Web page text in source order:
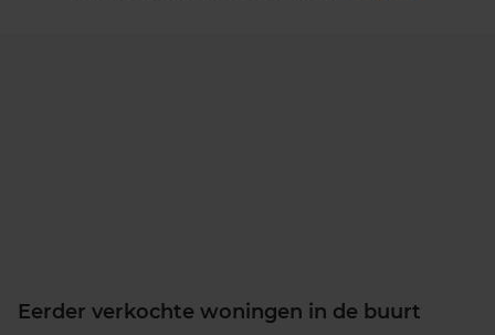
Eerder verkochte woningen in de buurt